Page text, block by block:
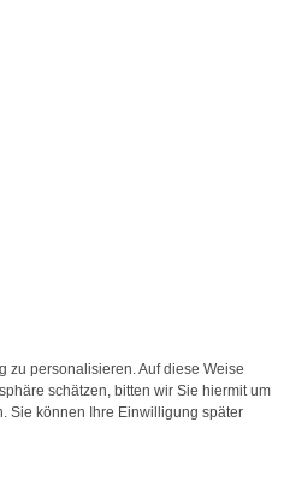
zu personalisieren. Auf diese Weise
schätzen, bitten wir Sie hiermit um
Sie können Ihre Einwilligung später